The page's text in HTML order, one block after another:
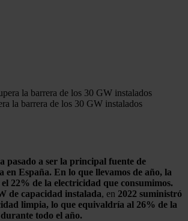
la barrera de los 30 GW instalados
pasado a ser la principal fuente de
en España. En lo que llevamos de año, la
22% de la electricidad que consumimos.
de capacidad instalada, en 2022 suministró
limpia, lo que equivaldría al 26% de la
todo el año.